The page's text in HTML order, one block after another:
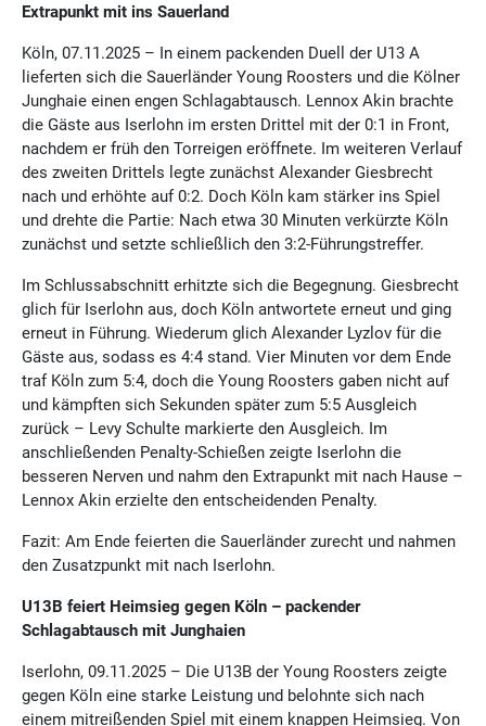
Extrapunkt mit ins Sauerland
Köln, 07.11.2025 – In einem packenden Duell der U13 A
lieferten sich die Sauerländer Young Roosters und die Kölner
Junghaie einen engen Schlagabtausch. Lennox Akin brachte
die Gäste aus Iserlohn im ersten Drittel mit der 0:1 in Front,
nachdem er früh den Torreigen eröffnete. Im weiteren Verlauf
des zweiten Drittels legte zunächst Alexander Giesbrecht
nach und erhöhte auf 0:2. Doch Köln kam stärker ins Spiel
und drehte die Partie: Nach etwa 30 Minuten verkürzte Köln
zunächst und setzte schließlich den 3:2-Führungstreffer.
Im Schlussabschnitt erhitzte sich die Begegnung. Giesbrecht
glich für Iserlohn aus, doch Köln antwortete erneut und ging
erneut in Führung. Wiederum glich Alexander Lyzlov für die
Gäste aus, sodass es 4:4 stand. Vier Minuten vor dem Ende
traf Köln zum 5:4, doch die Young Roosters gaben nicht auf
und kämpften sich Sekunden später zum 5:5 Ausgleich
zurück – Levy Schulte markierte den Ausgleich. Im
anschließenden Penalty-Schießen zeigte Iserlohn die
besseren Nerven und nahm den Extrapunkt mit nach Hause –
Lennox Akin erzielte den entscheidenden Penalty.
Fazit: Am Ende feierten die Sauerländer zurecht und nahmen
den Zusatzpunkt mit nach Iserlohn.
U13B feiert Heimsieg gegen Köln – packender
Schlagabtausch mit Junghaien
Iserlohn, 09.11.2025 – Die U13B der Young Roosters zeigte
gegen Köln eine starke Leistung und belohnte sich nach
einem mitreißenden Spiel mit einem knappen Heimsieg. Von